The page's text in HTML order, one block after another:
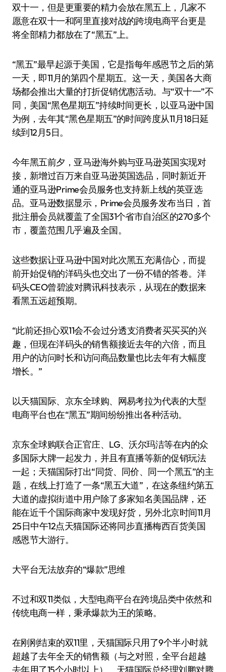
双十一，但是更重要的精力会放在黑五上，几家不
愿意在双十一和阿里直接对战的跨境电商平台更是
将全部精力都放在了“黑五”上。
“黑五”最早起源于美国，它是指每年感恩节之后的第
一天，即11月的第四个星期五。这一天，美国各大商
场都会推出大量的打折促销优惠活动。与“双十一”不
同，美国“黑色星期五”持续时间更长，以亚马逊中国
为例，去年其“黑色星期五”的时间跨度从11月18日延
续到12月5日。
今年黑五前夕，亚马逊海外购与亚马逊英国实现对
接，新增过百万来自亚马逊英国选品，同时新近开
通的亚马逊Prime会员服务也支持新上线的英亚选
品。亚马逊数据显示，Prime会员服务发布当日，首
批注册会员就覆盖了全国31个省市自治区的270多个
市，覆盖范围几乎遍及全国。
这些数据让亚马逊中国对此次黑五充满信心，而提
前开始促销的洋码头也交出了一份不错的答卷。洋
码头CEO曾碧波对腾讯科技表示，从现在的数据来
看黑五远超预期。
“此前还担心双11会不会过分透支消费者买买买的兴
趣，但现在洋码头的销售额接近去年的六倍，而且
用户的访问时长和访问商品数量也比去年有大幅度
增长。”
以天猫国际、京东全球购、网易考拉为代表的大型
电商平台也在“黑五”期间纷纷推出各种活动。
京东全球购联合正官庄、LG、沃尔玛洁等在内的众
多国际大牌一起发力，并且有直播等新的促销玩法
一起；天猫国际打出“同货、同价、同一个黑五”的主
题，在线上打造了一条“黑五大道”，在这条纽约第五
大道的虚拟街道中用户除了多家知名美国品牌，还
能在近千个国际商家中发现好货，另外北京时间11月
25日中午12点天猫国际还将同步直播梅西百货美国
感恩节大游行。
大平台无法放弃的“爆款”思维
不过和双11类似，大型电商平台在跨境品类中依然和
传统电商一样，秉承爆款为王的策略。
在刚刚结束的双11里，天猫国际只用了9个半小时就
超越了去年全天的销售额（与之对照，全平台超越